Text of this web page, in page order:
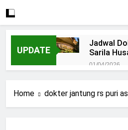
UPDATE
Jadwal
Sarila
01/04/2026
15/07/2025
Home dokter jantung rs puri